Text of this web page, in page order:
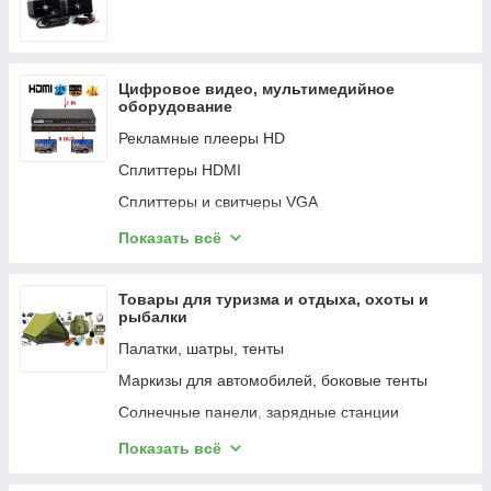
Замки, фурнитура Кировсельмаш (Кировский
Завод Сельскохозяйственного
Машиностроения)
Дверная фурнитура Forme
Замки, фурнитура ОМЕГА
Замки, фурнитура Apecs
Комплектующие для дверей и окон
Цифровое видео, мультимедийное
оборудование
Рекламные плееры HD
Сплиттеры HDMI
Сплиттеры и свитчеры VGA
Свитчеры HDMI
Контроллеры для видеостен
Матричные коммутаторы HDMI
Гибкие матричные распределители по FTP,
SFTP
Сплиттеры HDMI по FTP, SFTP
Удлинители HDMI по UTP, FTP, SFTP,
коаксиальному кабелю
Показать всё
Товары для туризма и отдыха, охоты и
рыбалки
Палатки, шатры, тенты
Маркизы для автомобилей, боковые тенты
Солнечные панели, зарядные станции
Квадрокоптеры, дроны
Показать всё